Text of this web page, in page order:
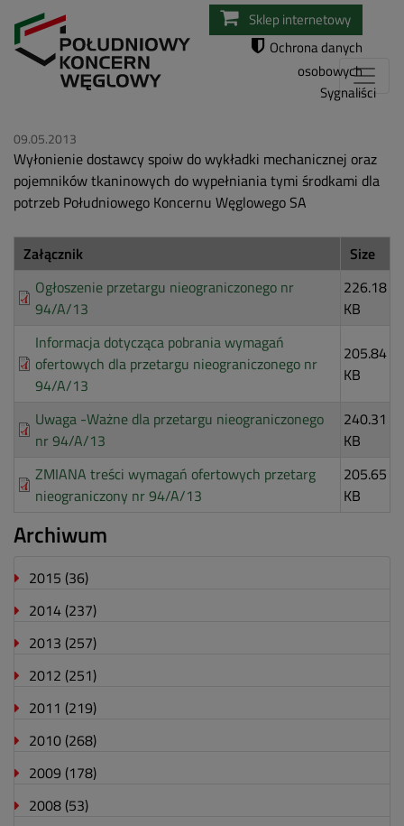
Przejdź
do
Sklep internetowy
Ochrona danych
osobowych
Sygnaliści
09.05.2013
Wyłonienie dostawcy spoiw do wykładki mechanicznej oraz
pojemników tkaninowych do wypełniania tymi środkami dla
potrzeb Południowego Koncernu Węglowego SA
Załącznik
Size
Ogłoszenie przetargu nieograniczonego nr
94/A/13
226.18
KB
Informacja dotycząca pobrania wymagań
ofertowych dla przetargu nieograniczonego nr
94/A/13
205.84
KB
Uwaga -Ważne dla przetargu nieograniczonego
nr 94/A/13
240.31
KB
ZMIANA treści wymagań ofertowych przetarg
nieograniczony nr 94/A/13
205.65
KB
Archiwum
2015 (36)
2014 (237)
2013 (257)
2012 (251)
2011 (219)
2010 (268)
2009 (178)
2008 (53)